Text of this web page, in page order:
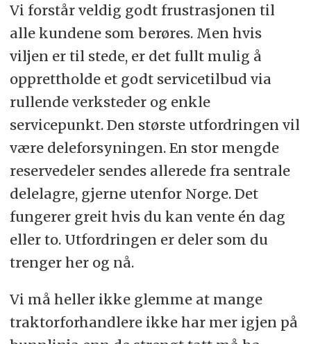
Vi forstår veldig godt frustrasjonen til
alle kundene som berøres. Men hvis
viljen er til stede, er det fullt mulig å
opprettholde et godt servicetilbud via
rullende verksteder og enkle
servicepunkt. Den største utfordringen vil
være deleforsyningen. En stor mengde
reservedeler sendes allerede fra sentrale
delelagre, gjerne utenfor Norge. Det
fungerer greit hvis du kan vente én dag
eller to. Utfordringen er deler som du
trenger her og nå.
Vi må heller ikke glemme at mange
traktorforhandlere ikke har mer igjen på